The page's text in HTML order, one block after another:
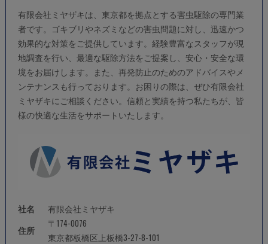
有限会社ミヤザキは、東京都を拠点とする害虫駆除の専門業
者です。ゴキブリやネズミなどの害虫問題に対し、迅速かつ
効果的な対策をご提供しています。経験豊富なスタッフが現
地調査を行い、最適な駆除方法をご提案し、安心・安全な環
境をお届けします。また、再発防止のためのアドバイスやメ
ンテナンスも行っております。お困りの際は、ぜひ有限会社
ミヤザキにご相談ください。信頼と実績を持つ私たちが、皆
様の快適な生活をサポートいたします。
社名
有限会社ミヤザキ
住所
〒174-0076
東京都板橋区上板橋3-27-8-101